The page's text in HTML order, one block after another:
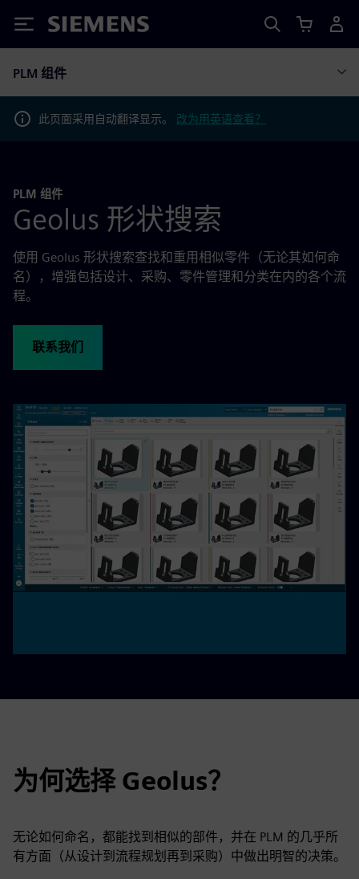
Siemens
PLM 组件
此页面采用自动翻译显示。 改为用英语查看？
PLM 组件
Geolus 形状搜索
使用 Geolus 形状搜索查找和重用相似零件（无论其如何命
名），增强包括设计、采购、零件管理和分类在内的各个流
程。
联系我们
为何选择 Geolus？
无论如何命名，都能找到相似的部件，并在 PLM 的几乎所
有方面（从设计到流程规划再到采购）中做出明智的决策。